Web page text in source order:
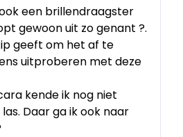
een brillendraagster
gewoon uit zo genant ?.
geeft om het af te
uitproberen met deze
kende ik nog niet
Daar ga ik ook naar